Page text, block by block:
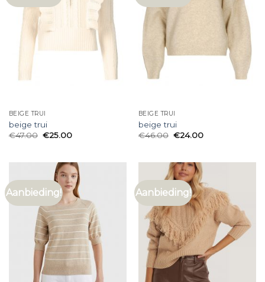
BEIGE TRUI
beige trui
€47.00 €25.00
BEIGE TRUI
beige trui
€46.00 €24.00
Aanbieding! Aanbieding!